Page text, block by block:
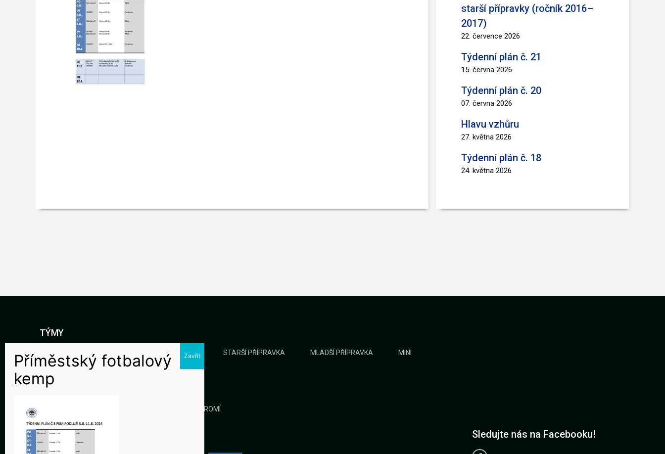
starší přípravky (ročník 2016–
2017)
22. července 2026
Týdenní plán č. 21
15. června 2026
Týdenní plán č. 20
07. června 2026
Hlavu vzhůru
27. května 2026
Týdenní plán č. 18
24. května 2026
TÝMY
DOROST STARŠÍ ŽÁCI MLADŠÍ ŽÁCI STARŠÍ PŘÍPRAVKA MLADŠÍ PŘÍPRAVKA MINI
KLUB
OCHRANA SOUKROMÍ
Sledujte nás na Facebooku!